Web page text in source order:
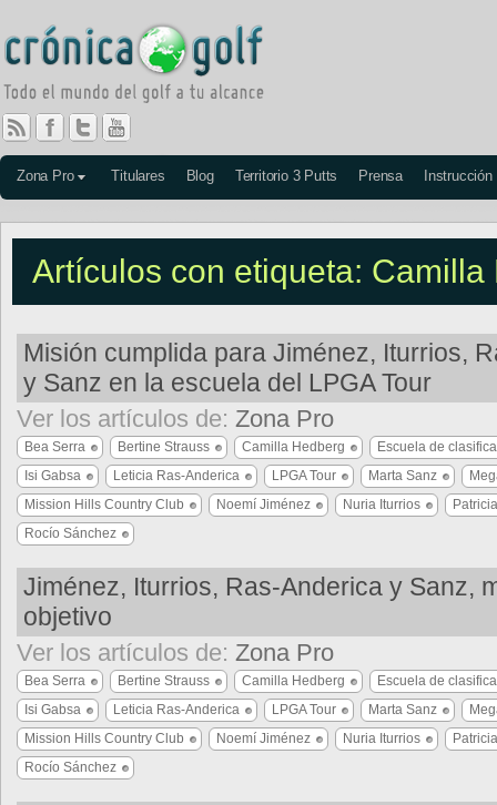
Zona Pro Titulares Blog Territorio 3 Putts Prensa Instrucción
Artículos con etiqueta: Camilla
Misión cumplida para Jiménez, Iturrios,
y Sanz en la escuela del LPGA Tour
Ver los artículos de: Zona Pro
Bea Serra Bertine Strauss Camilla Hedberg
Escuela de
Isi Gabsa
Leticia Ras-Anderica LPGA Tour Marta Sanz
Mission Hills Country Club
Noemí Jiménez Nuria Iturrios
Rocío Sánchez
Jiménez, Iturrios, Ras-Anderica y Sanz,
objetivo
Ver los artículos de: Zona Pro
Bea Serra Bertine Strauss Camilla Hedberg
Escuela de
Isi Gabsa
Leticia Ras-Anderica LPGA Tour Marta Sanz
Mission Hills Country Club
Noemí Jiménez Nuria Iturrios
Rocío Sánchez